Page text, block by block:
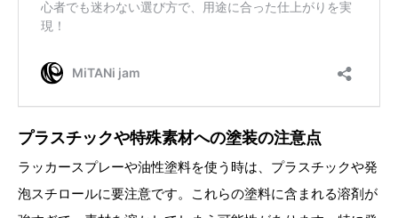
プラスチックや特殊素材への塗装の注意点
ラッカースプレーや油性塗料を使う時は、プラスチックや発
泡スチロールに要注意です。これらの塗料に含まれる溶剤が